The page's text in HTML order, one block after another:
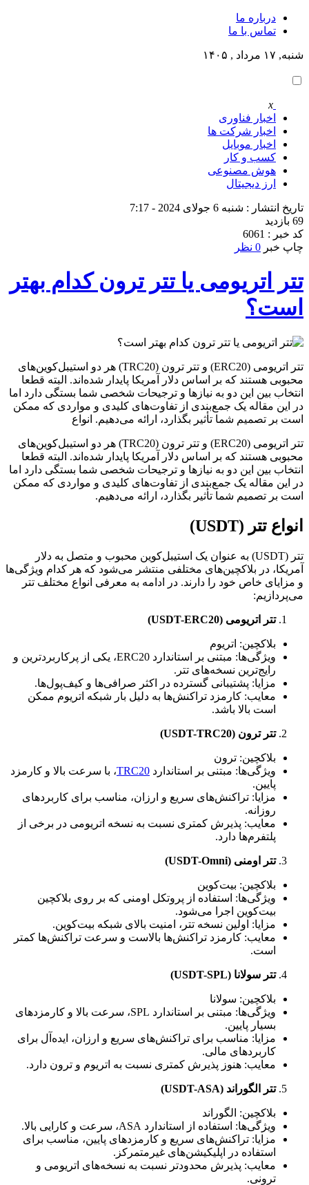
درباره ما
تماس با ما
شنبه, ۱۷ مرداد , ۱۴۰۵
x
اخبار فناوری
اخبار شرکت ها
اخبار موبایل
کسب و کار
هوش مصنوعی
ارز دیجیتال
تاریخ انتشار : شنبه 6 جولای 2024 - 7:17
69 بازدید
کد خبر : 6061
چاپ خبر 0 نظر
تتر اتریومی یا تتر ترون کدام بهتر
است؟
تتر اتریومی (ERC20) و تتر ترون (TRC20) هر دو استیبل‌کوین‌های
محبوبی هستند که بر اساس دلار آمریکا پایدار شده‌اند. البته قطعا
انتخاب بین این دو به نیازها و ترجیحات شخصی شما بستگی دارد اما
در این مقاله یک جمع‌بندی از تفاوت‌های کلیدی و مواردی که ممکن
است بر تصمیم شما تأثیر بگذارد، ارائه می‌دهیم. انواع
تتر اتریومی (ERC20) و تتر ترون (TRC20) هر دو استیبل‌کوین‌های
محبوبی هستند که بر اساس دلار آمریکا پایدار شده‌اند. البته قطعا
انتخاب بین این دو به نیازها و ترجیحات شخصی شما بستگی دارد اما
در این مقاله یک جمع‌بندی از تفاوت‌های کلیدی و مواردی که ممکن
است بر تصمیم شما تأثیر بگذارد، ارائه می‌دهیم.
انواع تتر (USDT)
تتر (USDT) به عنوان یک استیبل‌کوین محبوب و متصل به دلار
آمریکا، در بلاکچین‌های مختلفی منتشر می‌شود که هر کدام ویژگی‌ها
و مزایای خاص خود را دارند. در ادامه به معرفی انواع مختلف تتر
می‌پردازیم:
تتر اتریومی (USDT-ERC20)
بلاکچین: اتریوم
ویژگی‌ها: مبتنی بر استاندارد ERC20، یکی از پرکاربردترین و
رایج‌ترین نسخه‌های تتر.
مزایا: پشتیبانی گسترده در اکثر صرافی‌ها و کیف‌پول‌ها.
معایب: کارمزد تراکنش‌ها به دلیل بار شبکه اتریوم ممکن
است بالا باشد.
تتر ترون (USDT-TRC20)
بلاکچین: ترون
ویژگی‌ها: مبتنی بر استاندارد TRC20، با سرعت بالا و کارمزد
پایین.
مزایا: تراکنش‌های سریع و ارزان، مناسب برای کاربردهای
روزانه.
معایب: پذیرش کمتری نسبت به نسخه اتریومی در برخی از
پلتفرم‌ها دارد.
تتر اومنی (USDT-Omni)
بلاکچین: بیت‌کوین
ویژگی‌ها: استفاده از پروتکل اومنی که بر روی بلاکچین
بیت‌کوین اجرا می‌شود.
مزایا: اولین نسخه تتر، امنیت بالای شبکه بیت‌کوین.
معایب: کارمزد تراکنش‌ها بالاست و سرعت تراکنش‌ها کمتر
است.
تتر سولانا (USDT-SPL)
بلاکچین: سولانا
ویژگی‌ها: مبتنی بر استاندارد SPL، سرعت بالا و کارمزدهای
بسیار پایین.
مزایا: مناسب برای تراکنش‌های سریع و ارزان، ایده‌آل برای
کاربردهای مالی.
معایب: هنوز پذیرش کمتری نسبت به اتریوم و ترون دارد.
تتر الگوراند (USDT-ASA)
بلاکچین: الگوراند
ویژگی‌ها: استفاده از استاندارد ASA، سرعت و کارایی بالا.
مزایا: تراکنش‌های سریع و کارمزدهای پایین، مناسب برای
استفاده در اپلیکیشن‌های غیرمتمرکز.
معایب: پذیرش محدودتر نسبت به نسخه‌های اتریومی و
ترونی.